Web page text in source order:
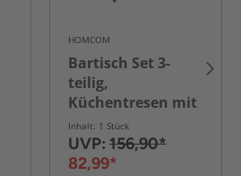
HOMCOM
Bartisch Set 3-
teilig,
Küchentresen mit
Barstühlen,
Metallgestell, 89 x
45 x 87 cm, -
Inhalt: 1 Stück
UVP: 156,90*
82,99*